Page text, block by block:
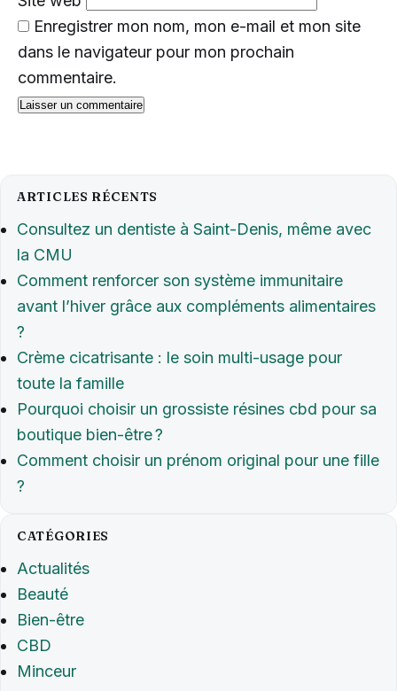
Enregistrer mon nom, mon e-mail et mon site
dans le navigateur pour mon prochain
commentaire.
ARTICLES RÉCENTS
Consultez un dentiste à Saint-Denis, même avec
la CMU
Comment renforcer son système immunitaire
avant l’hiver grâce aux compléments alimentaires
?
Crème cicatrisante : le soin multi-usage pour
toute la famille
Pourquoi choisir un grossiste résines cbd pour sa
boutique bien-être ?
Comment choisir un prénom original pour une fille
?
CATÉGORIES
Actualités
Beauté
Bien-être
CBD
Minceur